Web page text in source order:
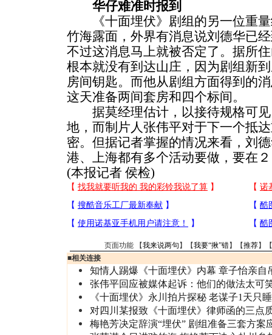
华仔难准时报到
《十面埋伏》剧组的另一位重量
竹海露面，外界有消息说刘德华已
不过这消息马上就被否定了。据所
根本就没有到达山庄，因为剧组新
房间钥匙。而他从剧组方面得到的
这天准备两间套房和四个标间。
据莫经理估计，以接待规格可见
地，而制片人张伟平对于下一个抵
密。但据记者掌握的情况来看，刘
港、上海都有多个活动要做，要在
(本报记者 侯检)
页面功能 【我来说两句 】【我要“揪”错】【推荐】
■相关连接
知情人踢爆《十面埋伏》内幕 章子怡亲自
张伟平回应被媒体起诉：他们的做法太可
《十面埋伏》永川拍片探秘 老谋子1天只
对四川某报致《十面埋伏》律师函的三点
梅艳芳决定辞演“埋伏” 剧组准备三套方案